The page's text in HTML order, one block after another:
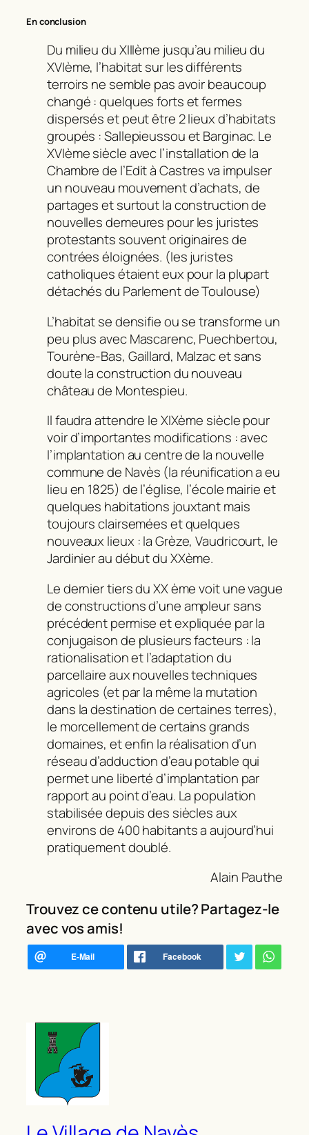
En conclusion
Du milieu du XIIIème jusqu’au milieu du
XVIème, l’habitat sur les différents
terroirs ne semble pas avoir beaucoup
changé : quelques forts et fermes
dispersés et peut être 2 lieux d’habitats
groupés : Sallepieussou et Barginac. Le
XVIème siècle avec l’installation de la
Chambre de l’Edit à Castres va impulser
un nouveau mouvement d’achats, de
partages et surtout la construction de
nouvelles demeures pour les juristes
protestants souvent originaires de
contrées éloignées. (les juristes
catholiques étaient eux pour la plupart
détachés du Parlement de Toulouse)
L’habitat se densifie ou se transforme un
peu plus avec Mascarenc, Puechbertou,
Tourène-Bas, Gaillard, Malzac et sans
doute la construction du nouveau
château de Montespieu.
Il faudra attendre le XIXème siècle pour
voir d’importantes modifications : avec
l’implantation au centre de la nouvelle
commune de Navès (la réunification a eu
lieu en 1825) de l’église, l’école mairie et
quelques habitations jouxtant mais
toujours clairsemées et quelques
nouveaux lieux : la Grèze, Vaudricourt, le
Jardinier au début du XXème.
Le dernier tiers du XX ème voit une vague
de constructions d’une ampleur sans
précédent permise et expliquée par la
conjugaison de plusieurs facteurs : la
rationalisation et l’adaptation du
parcellaire aux nouvelles techniques
agricoles (et par la même la mutation
dans la destination de certaines terres),
le morcellement de certains grands
domaines, et enfin la réalisation d’un
réseau d’adduction d’eau potable qui
permet une liberté d’implantation par
rapport au point d’eau. La population
stabilisée depuis des siècles aux
environs de 400 habitants a aujourd’hui
pratiquement doublé.
Alain Pauthe
Trouvez ce contenu utile? Partagez-le
avec vos amis!